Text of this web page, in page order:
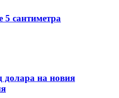
5 сантиметра
на новия